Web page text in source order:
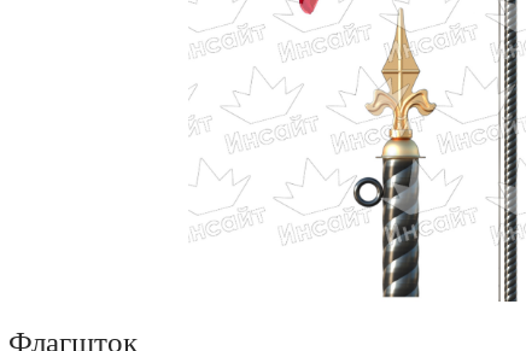
Флагшток